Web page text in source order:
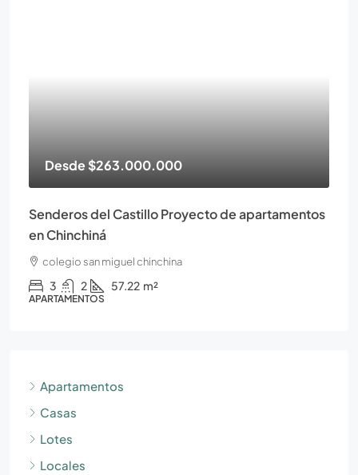
Desde$263.000.000
Senderos del Castillo Proyecto de apartamentos
en Chinchiná
colegio san miguel chinchina
3 2 57.22 m²
APARTAMENTOS
Apartamentos
Casas
Lotes
Locales